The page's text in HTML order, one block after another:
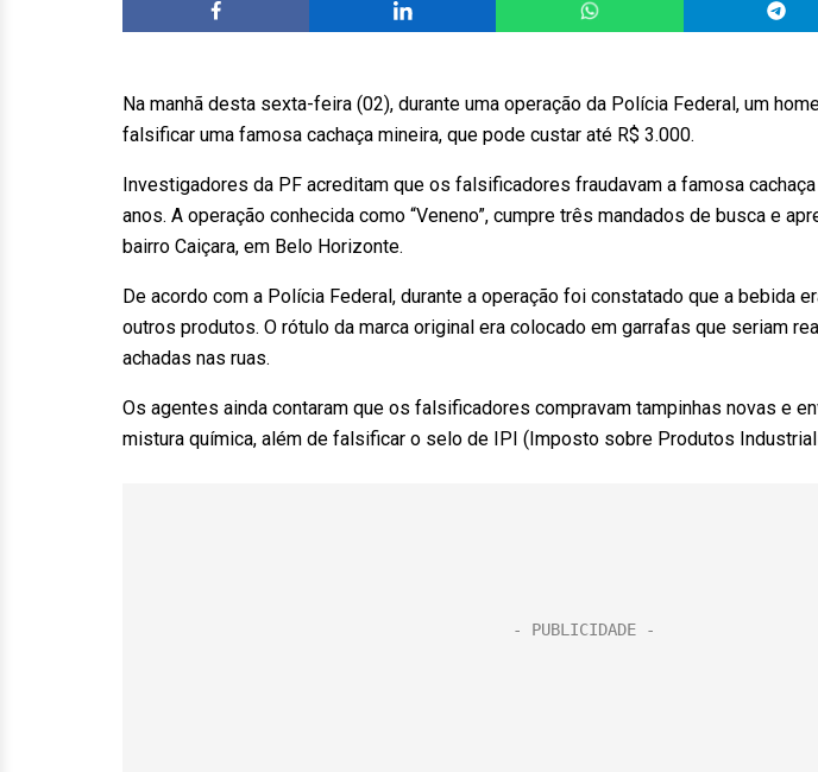
Na manhã desta sexta-feira (02), durante uma operação da Polícia Federal, um
falsificar uma famosa cachaça mineira, que pode custar até R$ 3.000.
Investigadores da PF acreditam que os falsificadores fraudavam a famosa
anos. A operação conhecida como “Veneno”, cumpre três mandados de busca e
bairro Caiçara, em Belo Horizonte.
De acordo com a Polícia Federal, durante a operação foi constatado que a bebida
outros produtos. O rótulo da marca original era colocado em garrafas que seriam
achadas nas ruas.
Os agentes ainda contaram que os falsificadores compravam tampinhas novas e
mistura química, além de falsificar o selo de IPI (Imposto sobre Produtos